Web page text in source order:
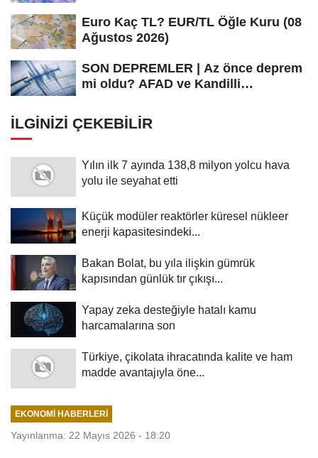
Euro Kaç TL? EUR/TL Öğle Kuru (08
Ağustos 2026)
SON DEPREMLER | Az önce deprem
mi oldu? AFAD ve Kandilli
İLGINIZI ÇEKEBILIR
Yılın ilk 7 ayında 138,8 milyon yolcu hava
yolu ile seyahat etti
Küçük modüler reaktörler küresel nükleer
enerji kapasitesindeki...
Bakan Bolat, bu yıla ilişkin gümrük
kapısından günlük tır çıkışı...
Yapay zeka desteğiyle hatalı kamu
harcamalarına son
Türkiye, çikolata ihracatında kalite ve ham
madde avantajıyla öne...
EKONOMI HABERLERI
Yayınlanma: 22 Mayıs 2026 - 18:20